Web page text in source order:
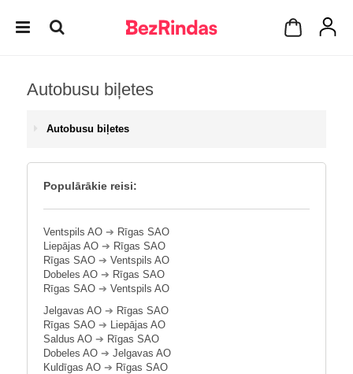
Autobusu biļetes
Autobusu biļetes
Populārākie reisi:
Ventspils AO ➔ Rīgas SAO
Liepājas AO ➔ Rīgas SAO
Rīgas SAO ➔ Ventspils AO
Dobeles AO ➔ Rīgas SAO
Rīgas SAO ➔ Ventspils AO
Jelgavas AO ➔ Rīgas SAO
Rīgas SAO ➔ Liepājas AO
Saldus AO ➔ Rīgas SAO
Dobeles AO ➔ Jelgavas AO
Kuldīgas AO ➔ Rīgas SAO